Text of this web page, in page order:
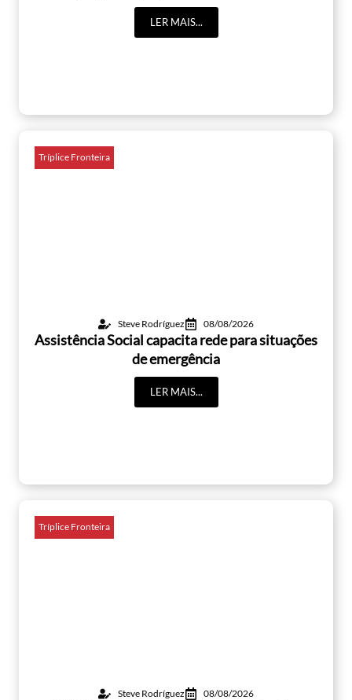
LER MAIS...
Tríplice Fronteira
Steve Rodríguez 08/08/2026
Assistência Social capacita rede para situações
de emergência
LER MAIS...
Tríplice Fronteira
Steve Rodríguez 08/08/2026